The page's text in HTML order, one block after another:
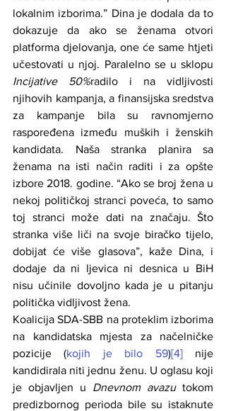
lokalnim izborima.” Dina je dodala da to
dokazuje da ako se ženama otvori
platforma djelovanja, one će same htjeti
Incijative 50%radilo i na vidljivosti
njihovih kampanja, a finansijska sredstva
za kampanje bila su ravnomjerno
raspoređena između muških i ženskih
kandidata. Naša stranka planira sa
ženama na isti način raditi i za opšte
izbore 2018. godine. “Ako se broj žena u
nekoj političkoj stranci poveća, to samo
toj stranci može dati na značaju. Što
stranka više liči na svoje biračko tijelo,
dobijat će više glasova”, kaže Dina, i
dodaje da ni ljevica ni desnica u BiH
nisu učinile dovoljno kada je u pitanju
politička vidljivost žena.
Koalicija SDA-SBB na proteklim izborima
na kandidatska mjesta za načelničke
pozicije (kojih je bilo 59)[4] nije
kandidirala niti jednu ženu. U oglasu koji
je objavljen u Dnevnom avazu tokom
predizbornog perioda bile su istaknute